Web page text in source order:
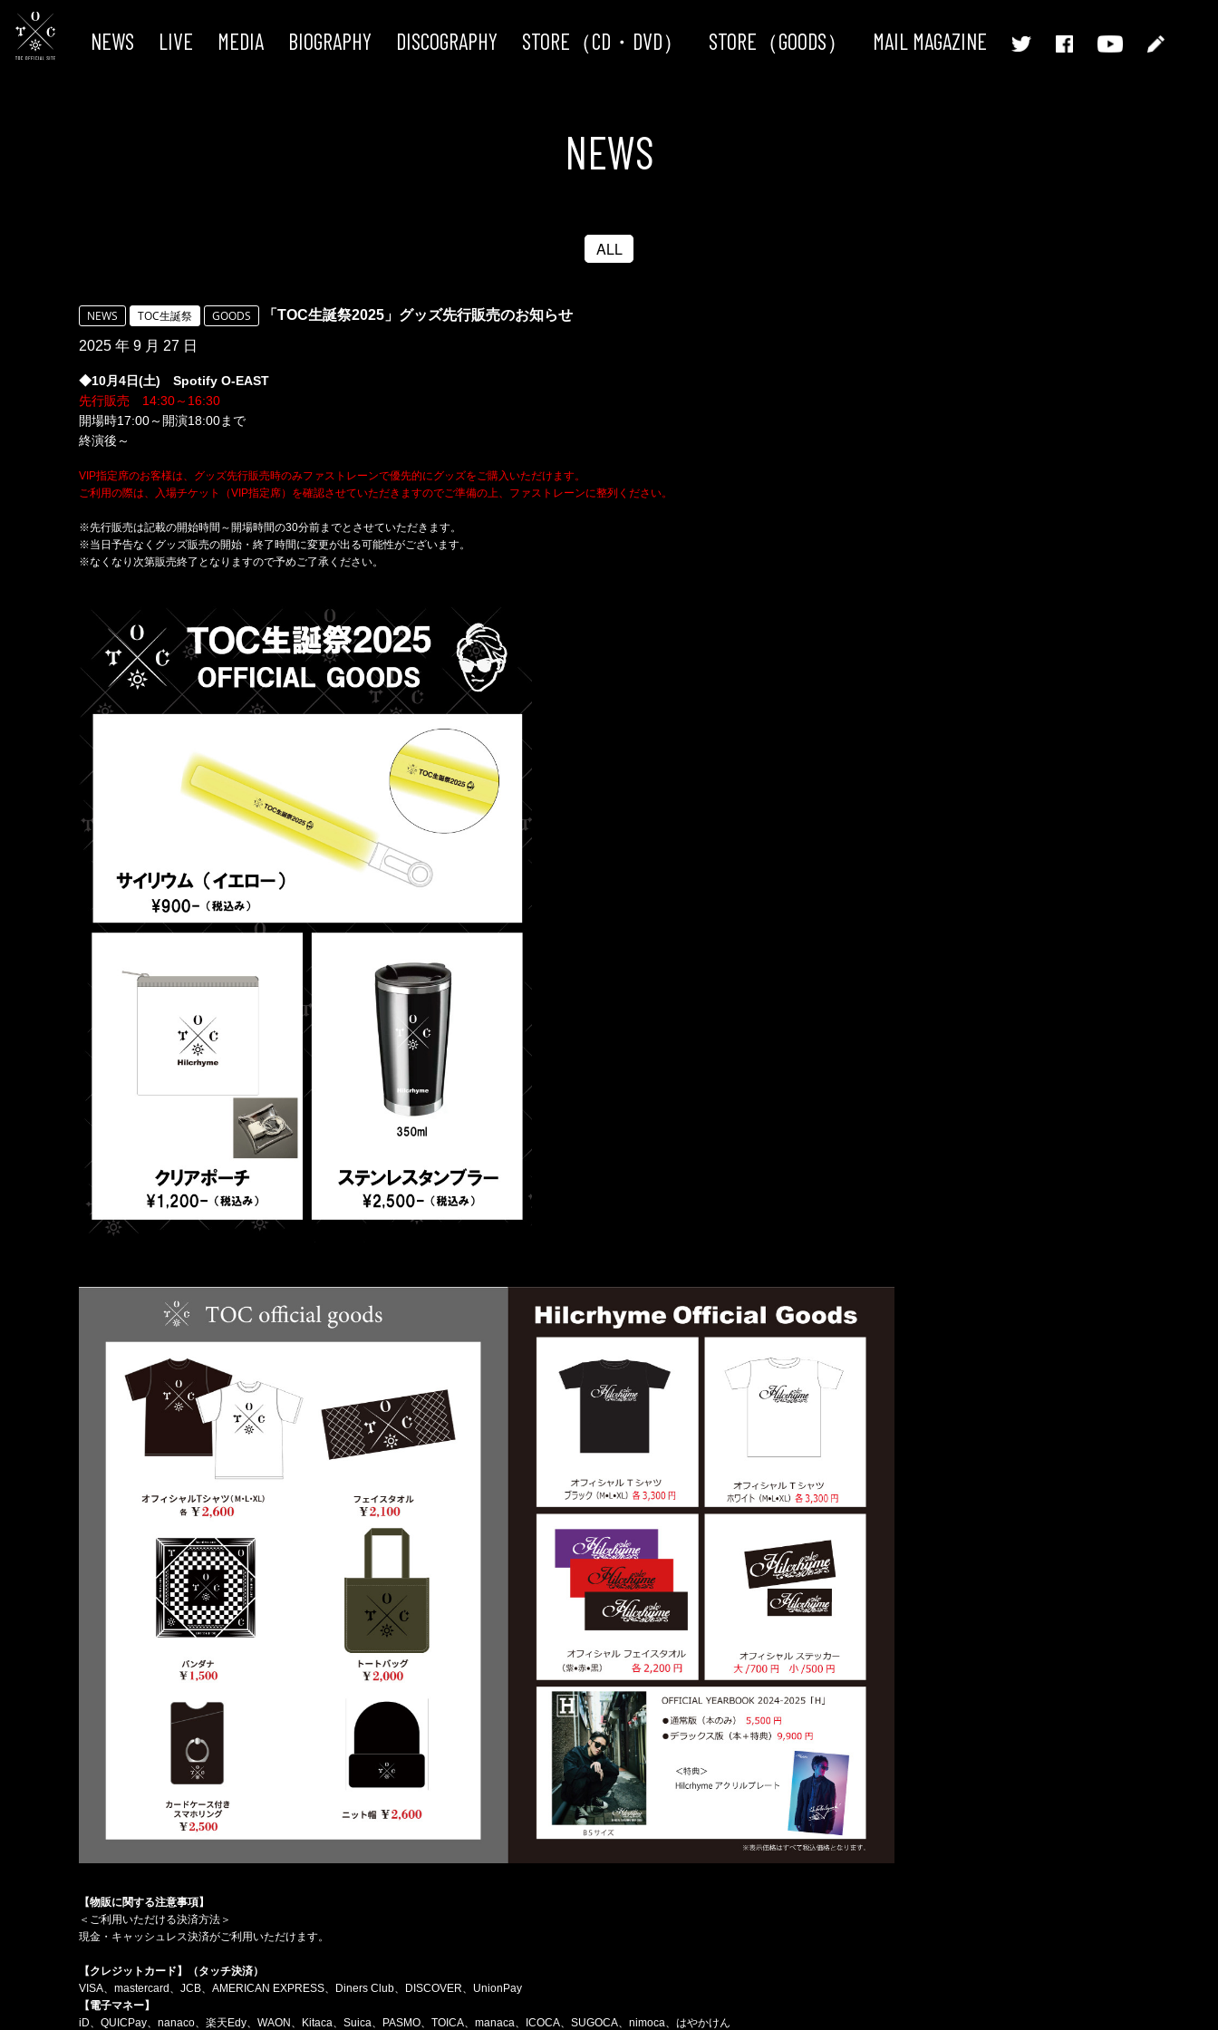
NEWS LIVE MEDIA BIOGRAPHY DISCOGRAPHY STORE（CD・DVD） STORE（GOODS） MAIL MAGAZINE
NEWS
ALL
NEWS TOC生誕祭 GOODS 「TOC生誕祭2025」グッズ先行販売のお知らせ
2025 年 9 月 27 日
◆10月4日(土) Spotify O-EAST
先行販売 14:30～16:30
開場時17:00～開演18:00まで
終演後～
VIP指定席のお客様は、グッズ先行販売時のみファストレーンで優先的にグッズをご購入いただけます。
ご利用の際は、入場チケット（VIP指定席）を確認させていただきますのでご準備の上、ファストレーンに整列ください。
※先行販売は記載の開始時間～開場時間の30分前までとさせていただきます。
※当日予告なくグッズ販売の開始・終了時間に変更が出る可能性がございます。
※なくなり次第販売終了となりますので予めご了承ください。
【物販に関する注意事項】
＜ご利用いただける決済方法＞
現金・キャッシュレス決済がご利用いただけます。
【クレジットカード】（タッチ決済）
VISA、mastercard、JCB、AMERICAN EXPRESS、Diners Club、DISCOVER、UnionPay
【電子マネー】
iD、QUICPay、nanaco、楽天Edy、WAON、Kitaca、Suica、PASMO、TOICA、manaca、ICOCA、SUGOCA、nimoca、はやかけん